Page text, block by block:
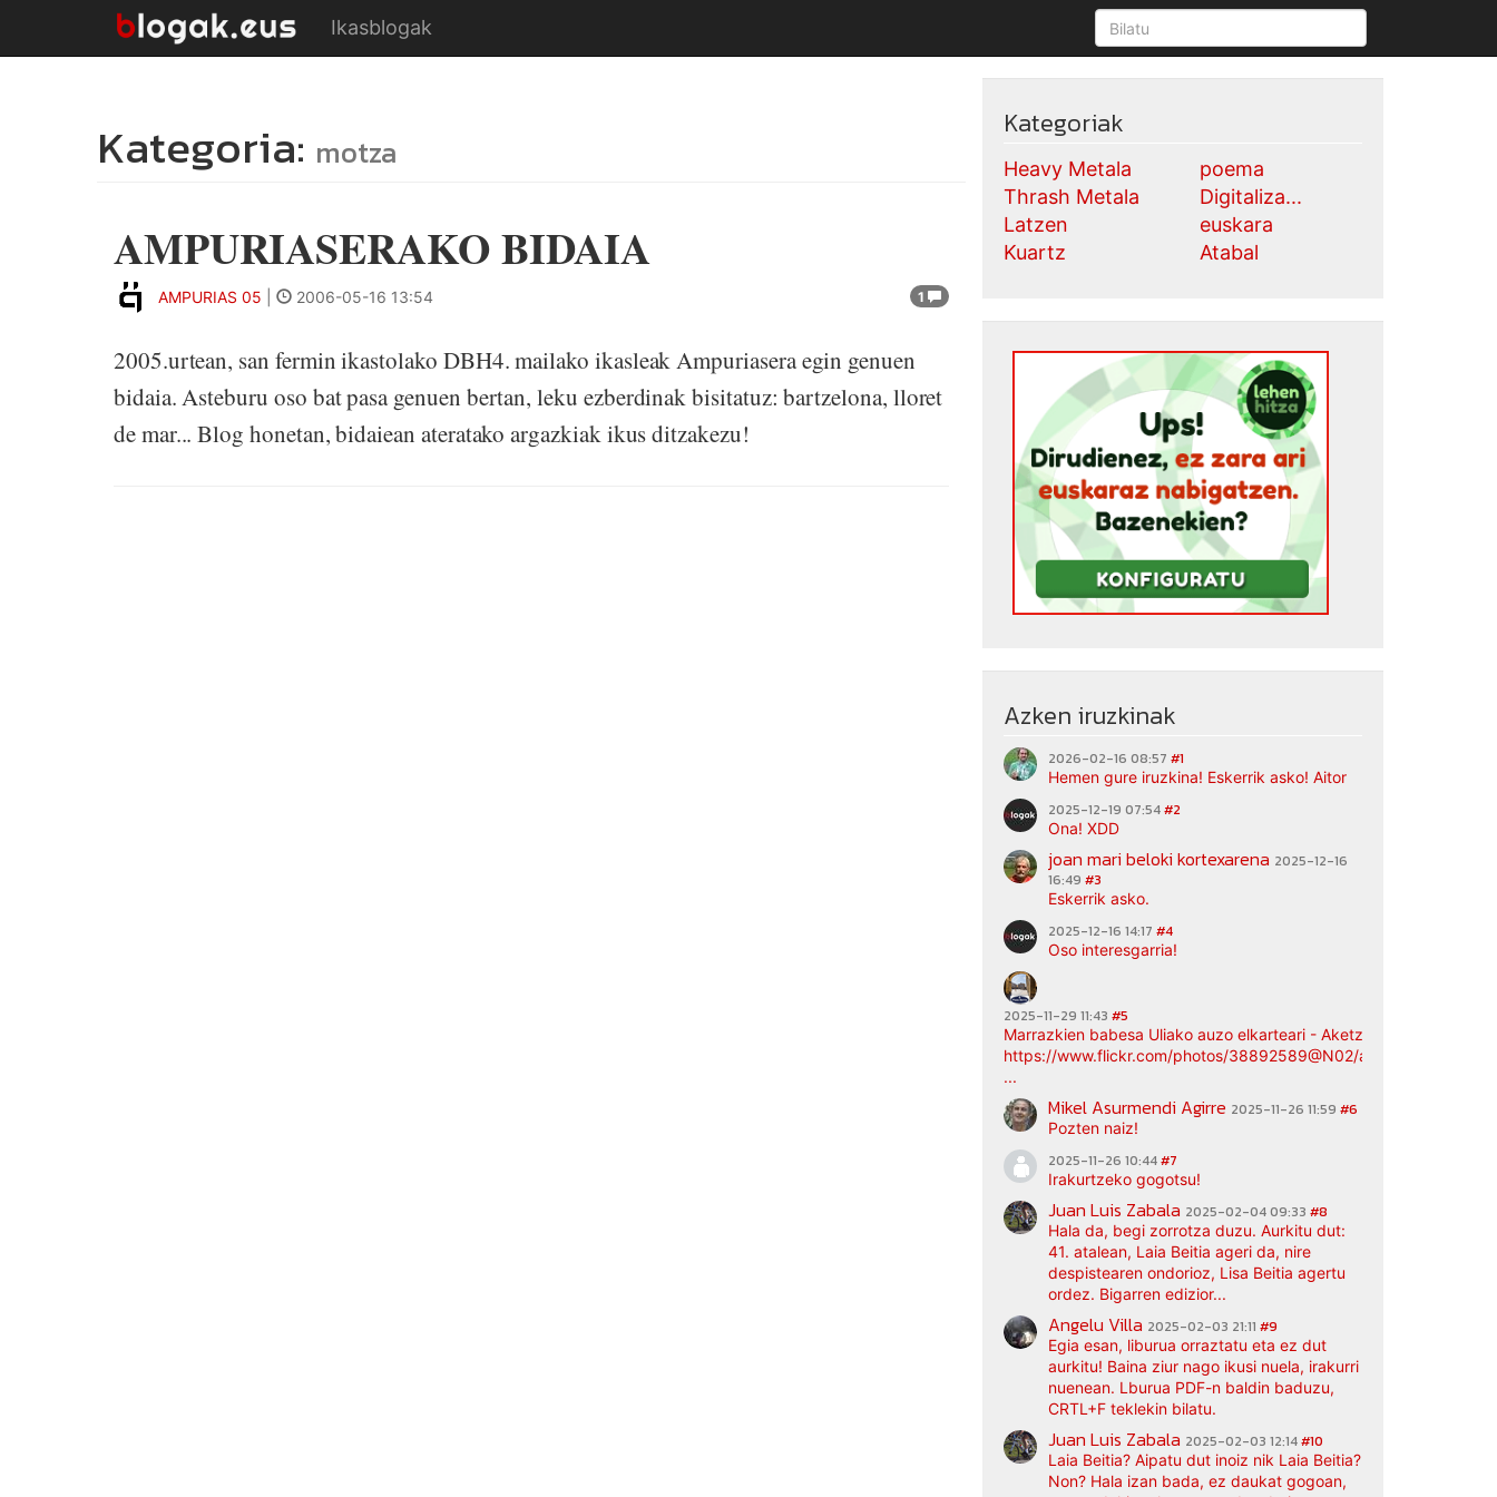
Ikasblogak
Kategoria: motza
AMPURIASERAKO BIDAIA
1
AMPURIAS 05 2006-05-16 13:54
2005.urtean, san fermin ikastolako DBH4. mailako ikasleak Ampuriasera egin genuen
bidaia. Asteburu oso bat pasa genuen bertan, leku ezberdinak bisitatuz: bartzelona, lloret
de mar... Blog honetan, bidaiean ateratako argazkiak ikus ditzakezu!
Kategoriak
Heavy Metala
Thrash Metala
Latzen
Kuartz
poema
Digitaliza...
euskara
Atabal
Azken iruzkinak
2026-02-16 08:57 #1
Hemen gure iruzkina! Eskerrik asko! Aitor
2025-12-19 07:54#2
Ona! XDD
joan mari beloki kortexarena 2025-12-16
16:49 #3
Eskerrik asko.
2025-12-16 14:17 #4
Oso interesgarria!
2025-11-29 11:43 #5
Marrazkien babesa Uliako auzo elkarteari - Aketz etxea (argazki
https://www.flickr.com/photos/38892589@N02/albums/
...
Mikel Asurmendi Agirre 2025-11-26 11:59 #6
Pozten naiz!
2025-11-26 10:44#7
Irakurtzeko gogotsu!
Juan Luis Zabala 2025-02-04 09:33 #8
Hala da, begi zorrotza duzu. Aurkitu dut:
41. atalean, Laia Beitia ageri da, nire
despistearen ondorioz, Lisa Beitia agertu
ordez. Bigarren edizior...
Angelu Villa 2025-02-03 21:11 #9
Egia esan, liburua orraztatu eta ez dut
aurkitu! Baina ziur nago ikusi nuela, irakurri
nuenean. Lburua PDF-n baldin baduzu,
CRTL+F teklekin bilatu.
Juan Luis Zabala 2025-02-03 12:14#10
Laia Beitia? Aipatu dut inoiz nik Laia Beitia?
Non? Hala izan bada, ez daukat gogoan,